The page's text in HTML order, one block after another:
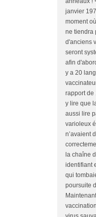
janvier
moment
ne tiendra
d'anciens
seront
afin
y a 20
rapport de
y lire que
aussi lire
varioleux
n’avaient
la chaîne
identifiant
qui
poursuite